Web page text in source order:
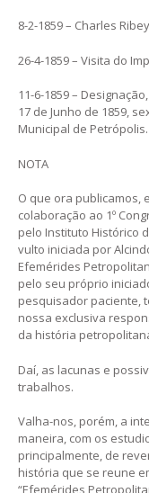
8-2-1859 – Charles
26-4-1859 – Visita do
11-6-1859 –
17 de Junho de 1859,
Municipal de Petrópolis.
NOTA
O que ora publicamos,
colaboração ao 1º
pelo Instituto Histórico
vulto iniciada por
Efemérides
pelo seu próprio
pesquisador paciente,
nossa exclusiva
da história
Daí, as lacunas e
trabalhos.
Valha-nos, porém, a
maneira, com os
principalmente, de
história que se reune